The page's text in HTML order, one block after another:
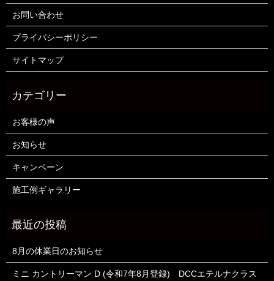
お問い合わせ
プライバシーポリシー
サイトマップ
お客様の声
お知らせ
キャンペーン
施工例ギャラリー
8月の休業日のお知らせ
ミニ カントリーマン D (令和7年8月登録) DCCエテルナクラス